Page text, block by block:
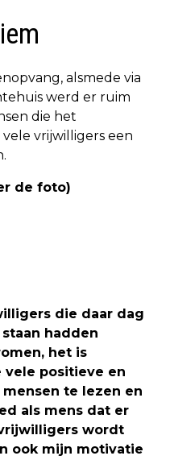
alsmede via
werd er ruim
die het
vrijwilligers een
de foto)
die daar dag
hadden
het is
vele positieve en
te lezen en
als mens dat er
wordt
ook mijn motivatie